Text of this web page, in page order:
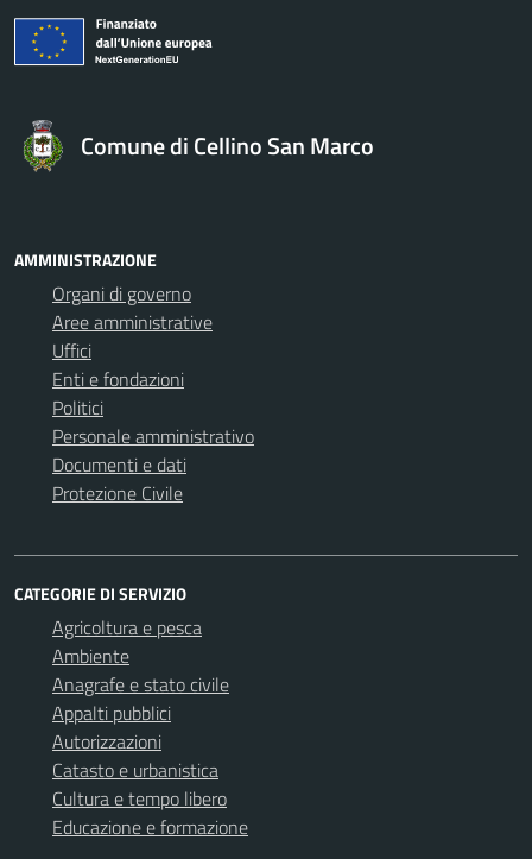
Comune di Cellino San Marco
AMMINISTRAZIONE
Organi di governo
Aree amministrative
Uffici
Enti e fondazioni
Politici
Personale amministrativo
Documenti e dati
Protezione Civile
CATEGORIE DI SERVIZIO
Agricoltura e pesca
Ambiente
Anagrafe e stato civile
Appalti pubblici
Autorizzazioni
Catasto e urbanistica
Cultura e tempo libero
Educazione e formazione